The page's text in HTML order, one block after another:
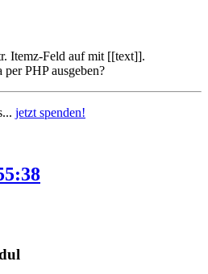
Itemz-Feld auf mit [[text]].
PHP ausgeben?
jetzt spenden!